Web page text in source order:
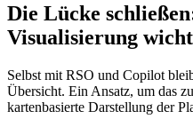
Die Lücke
Visualisierung
Selbst mit RSO und Copilot
Übersicht. Ein Ansatz, um das
kartenbasierte Darstellung der